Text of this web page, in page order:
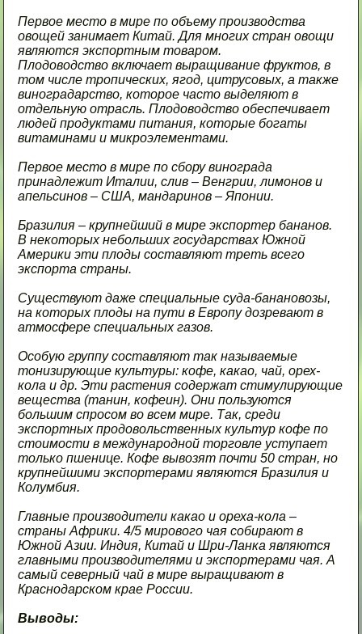
Первое место в мире по объему производства
овощей занимает Китай. Для многих стран овощи
являются экспортным товаром.
Плодоводство включает выращивание фруктов, в
том числе тропических, ягод, цитрусовых, а также
виноградарство, которое часто выделяют в
отдельную отрасль. Плодоводство обеспечивает
людей продуктами питания, которые богаты
витаминами и микроэлементами.
Первое место в мире по сбору винограда
принадлежит Италии, слив – Венгрии, лимонов и
апельсинов – США, мандаринов – Японии.
Бразилия – крупнейший в мире экспортер бананов.
В некоторых небольших государствах Южной
Америки эти плоды составляют треть всего
экспорта страны.
Существуют даже специальные суда-банановозы,
на которых плоды на пути в Европу дозревают в
атмосфере специальных газов.
Особую группу составляют так называемые
тонизирующие культуры: кофе, какао, чай, орех-
кола и др. Эти растения содержат стимулирующие
вещества (танин, кофеин). Они пользуются
большим спросом во всем мире. Так, среди
экспортных продовольственных культур кофе по
стоимости в международной торговле уступает
только пшенице. Кофе вывозят почти 50 стран, но
крупнейшими экспортерами являются Бразилия и
Колумбия.
Главные производители какао и ореха-кола –
страны Африки. 4/5 мирового чая собирают в
Южной Азии. Индия, Китай и Шри-Ланка являются
главными производителями и экспортерами чая. А
самый северный чай в мире выращивают в
Краснодарском крае России.
Выводы: